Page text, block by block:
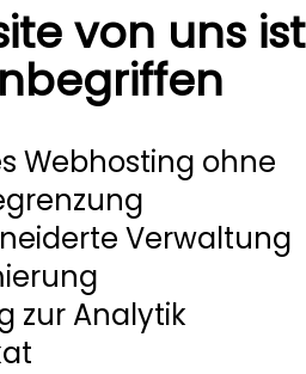
von uns ist
Webhosting ohne
Verwaltung
zur Analytik